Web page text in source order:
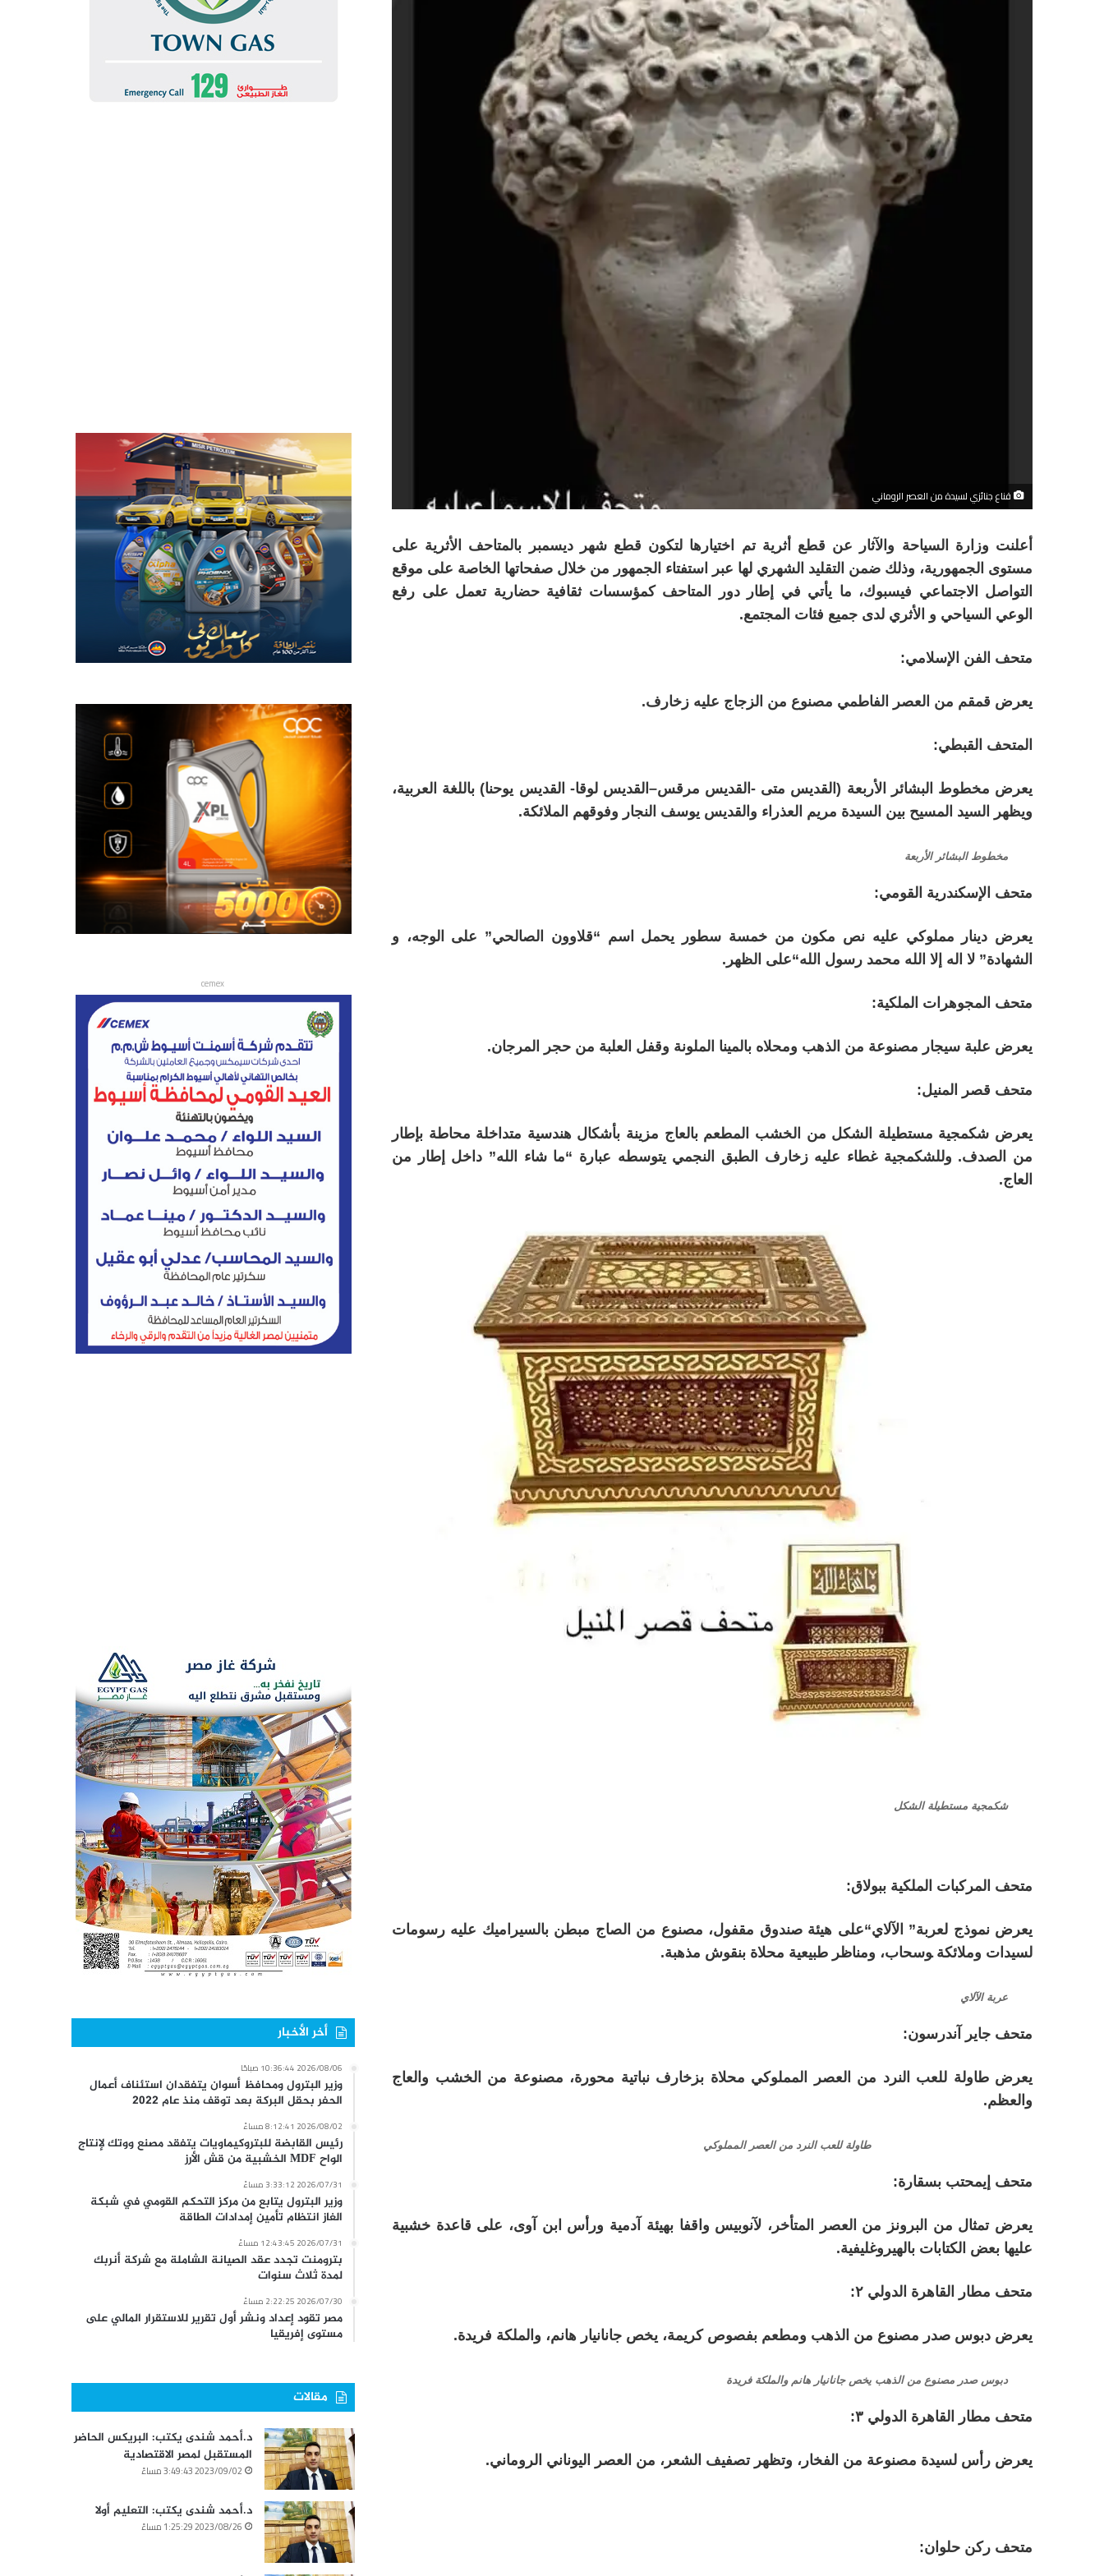
قناع جنائزي لسيدة من العصر الروماني
أعلنت وزارة السياحة والآثار عن قطع أثرية تم اختيارها لتكون قطع شهر ديسمبر بالمتاحف الأثرية على
مستوى الجمهورية، وذلك ضمن التقليد الشهري لها عبر استفتاء الجمهور من خلال صفحاتها الخاصة على موقع
التواصل الاجتماعي فيسبوك، ما يأتي في إطار دور المتاحف كمؤسسات ثقافية حضارية تعمل على رفع
الوعي السياحي و الأثري لدى جميع فئات المجتمع.
متحف الفن الإسلامي:
يعرض قمقم من العصر الفاطمي مصنوع من الزجاج عليه زخارف.
المتحف القبطي:
يعرض مخطوط البشائر الأربعة (القديس متى -القديس مرقس–القديس لوقا- القديس يوحنا) باللغة العربية،
ويظهر السيد المسيح بين السيدة مريم العذراء والقديس يوسف النجار وفوقهم الملائكة.
مخطوط البشائر الأربعة
متحف الإسكندرية القومي:
يعرض دينار مملوكي عليه نص مكون من خمسة سطور يحمل اسم “قلاوون الصالحي” على الوجه، و
الشهادة” لا اله إلا الله محمد رسول الله“على الظهر.
متحف المجوهرات الملكية:
يعرض علبة سيجار مصنوعة من الذهب ومحلاه بالمينا الملونة وقفل العلبة من حجر المرجان.
متحف قصر المنيل:
يعرض شكمجية مستطيلة الشكل من الخشب المطعم بالعاج مزينة بأشكال هندسية متداخلة محاطة بإطار
من الصدف. وللشكمجية غطاء عليه زخارف الطبق النجمي يتوسطه عبارة “ما شاء الله” داخل إطار من
العاج.
شكمجية مستطيلة الشكل
متحف المركبات الملكية ببولاق:
يعرض نموذج لعربة” الآلاي“على هيئة صندوق مقفول، مصنوع من الصاج مبطن بالسيراميك عليه رسومات
لسيدات وملائكة ‍وسحاب، ومناظر طبيعية محلاة بنقوش مذهبة.
عربة الآلاي
متحف جاير آندرسون:
يعرض طاولة للعب النرد من العصر المملوكي محلاة بزخارف نباتية محورة، مصنوعة من الخشب والعاج
والعظم.
طاولة للعب النرد من العصر المملوكي
متحف إيمحتب بسقارة:
يعرض تمثال من البرونز من العصر المتأخر، لآنوبيس واقفا بهيئة آدمية ورأس ابن آوى، على قاعدة خشبية
عليها بعض الكتابات بالهيروغليفية.
متحف مطار القاهرة الدولي ٢:
يعرض دبوس صدر مصنوع من الذهب ومطعم بفصوص كريمة، يخص جانانيار هانم، والملكة فريدة.
دبوس صدر مصنوع من الذهب يخص جانانيار هانم والملكة فريدة
متحف مطار القاهرة الدولي ٣:
يعرض رأس لسيدة مصنوعة من الفخار، وتظهر تصفيف الشعر، من العصر اليوناني الروماني.
متحف ركن حلوان:
cemex
أخر الأخبار
2026/08/06 10:36:44 صباحًا
وزير البترول ومحافظ أسوان يتفقدان استئناف أعمال
الحفر بحقل البركة بعد توقف منذ عام 2022
2026/08/02 8:12:41 مساءً
رئيس القابضة للبتروكيماويات يتفقد مصنع ووتك لإنتاج
الواح MDF الخشبية من قش الأرز
2026/07/31 3:33:12 مساءً
وزير البترول يتابع من مركز التحكم القومي في شبكة
الغاز انتظام تأمين إمدادات الطاقة
2026/07/31 12:43:45 مساءً
بترومنت تجدد عقد الصيانة الشاملة مع شركة أنربك
لمدة ثلاث سنوات
2026/07/30 2:22:25 مساءً
مصر تقود إعداد ونشر أول تقرير للاستقرار المالي على
مستوى إفريقيا
مقالات
د.أحمد شندى يكتب: البريكس الحاضر
المستقبل لمصر الاقتصادية
2023/09/02 3:49:43 مساءً
د.أحمد شندى يكتب: التعليم أولا
2023/08/26 1:25:29 مساءً